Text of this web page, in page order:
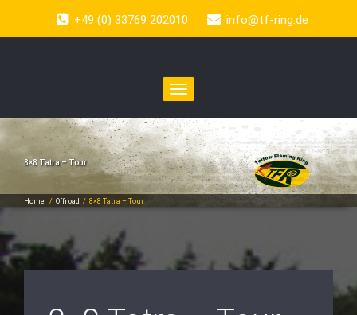
+49 (0) 33769 202010 info@tf-ring.de
Toggle
navigation
8×8 Tatra – Tour
Home / Offroad / 8×8 Tatra – Tour